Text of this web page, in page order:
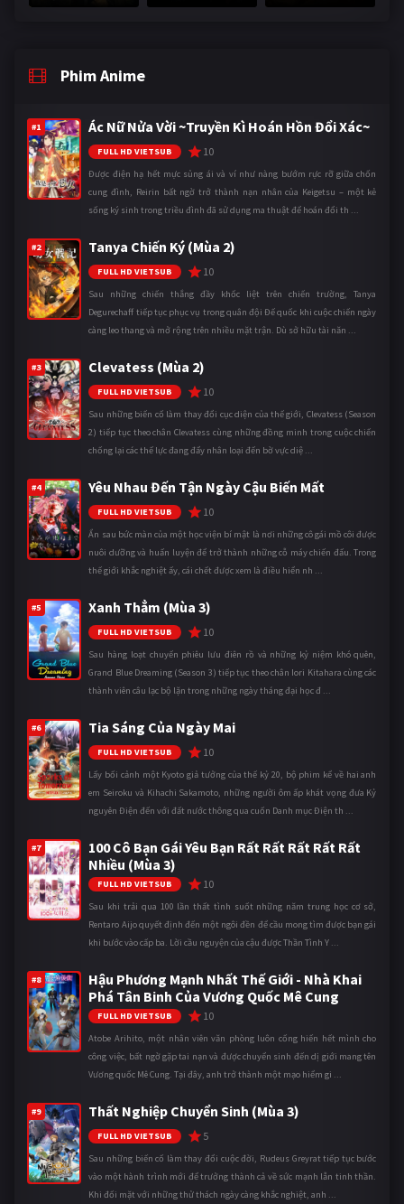
Phim Anime
#1 Ác Nữ Nửa Vời ~Truyền Kì Hoán Hồn Đổi Xác~
FULL HD VIETSUB 10
Được điện hạ hết mực sủng ái và ví như nàng bướm rực rỡ giữa chốn
cung đình, Reirin bất ngờ trở thành nạn nhân của Keigetsu – một kẻ
sống ký sinh trong triều đình đã sử dụng ma thuật để hoán đổi th ...
#2 Tanya Chiến Ký (Mùa 2)
FULL HD VIETSUB 10
Sau những chiến thắng đầy khốc liệt trên chiến trường, Tanya
Degurechaff tiếp tục phục vụ trong quân đội Đế quốc khi cuộc chiến ngày
càng leo thang và mở rộng trên nhiều mặt trận. Dù sở hữu tài năn ...
#3 Clevatess (Mùa 2)
FULL HD VIETSUB 10
Sau những biến cố làm thay đổi cục diện của thế giới, Clevatess (Season
2) tiếp tục theo chân Clevatess cùng những đồng minh trong cuộc chiến
chống lại các thế lực đang đẩy nhân loại đến bờ vực diệ ...
#4 Yêu Nhau Đến Tận Ngày Cậu Biến Mất
FULL HD VIETSUB 10
Ẩn sau bức màn của một học viện bí mật là nơi những cô gái mồ côi được
nuôi dưỡng và huấn luyện để trở thành những cỗ máy chiến đấu. Trong
thế giới khắc nghiệt ấy, cái chết được xem là điều hiển nh ...
#5 Xanh Thẳm (Mùa 3)
FULL HD VIETSUB 10
Sau hàng loạt chuyến phiêu lưu điên rồ và những kỷ niệm khó quên,
Grand Blue Dreaming (Season 3) tiếp tục theo chân Iori Kitahara cùng các
thành viên câu lạc bộ lặn trong những ngày tháng đại học đ ...
#6 Tia Sáng Của Ngày Mai
FULL HD VIETSUB 10
Lấy bối cảnh một Kyoto giả tưởng của thế kỷ 20, bộ phim kể về hai anh
em Seiroku và Kihachi Sakamoto, những người ôm ấp khát vọng đưa Kỷ
nguyên Điện đến với đất nước thông qua cuốn Danh mục Điện th ...
#7
100 Cô Bạn Gái Yêu Bạn Rất Rất Rất Rất Rất
Nhiều (Mùa 3)
FULL HD VIETSUB 10
Sau khi trải qua 100 lần thất tình suốt những năm trung học cơ sở,
Rentaro Aijo quyết định đến một ngôi đền để cầu mong tìm được bạn gái
khi bước vào cấp ba. Lời cầu nguyện của cậu được Thần Tình Y ...
#8
Hậu Phương Mạnh Nhất Thế Giới - Nhà Khai
Phá Tân Binh Của Vương Quốc Mê Cung
FULL HD VIETSUB 10
Atobe Arihito, một nhân viên văn phòng luôn cống hiến hết mình cho
công việc, bất ngờ gặp tai nạn và được chuyển sinh đến dị giới mang tên
Vương quốc Mê Cung. Tại đây, anh trở thành một mạo hiểm gi ...
#9 Thất Nghiệp Chuyển Sinh (Mùa 3)
FULL HD VIETSUB 5
Sau những biến cố làm thay đổi cuộc đời, Rudeus Greyrat tiếp tục bước
vào một hành trình mới để trưởng thành cả về sức mạnh lẫn tinh thần.
Khi đối mặt với những thử thách ngày càng khắc nghiệt, anh ...